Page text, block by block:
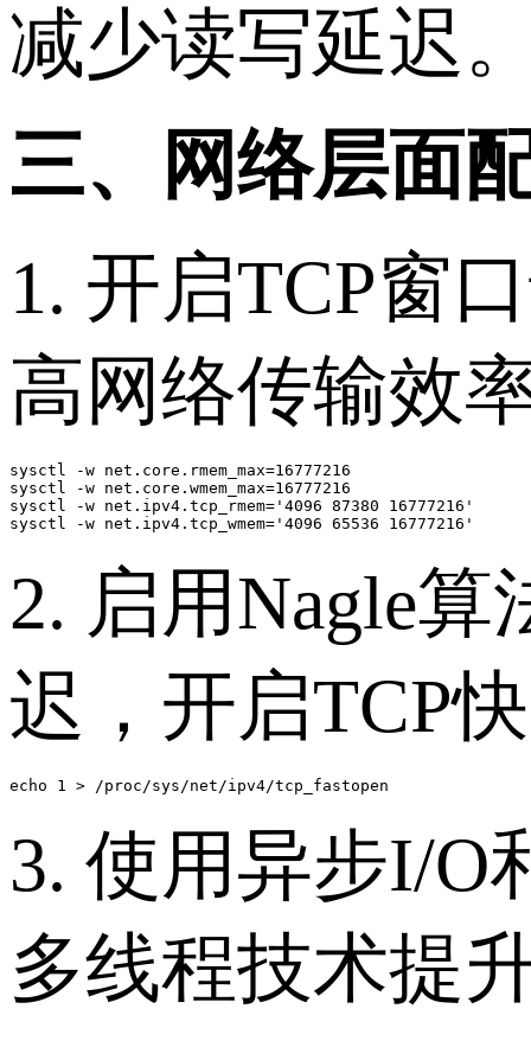
减少读写延迟
三、网络层面
1. 开启TCP窗
高网络传输效
sysctl -w net.core.rmem_max=16777216
sysctl -w net.core.wmem_max=16777216
sysctl -w net.ipv4.tcp_rmem='4096 87380 16777216'
sysctl -w net.ipv4.tcp_wmem='4096 65536 16777216'
2. 启用Nagle
迟，开启TCP
echo 1 > /proc/sys/net/ipv4/tcp_fastopen
3. 使用异步I/O
多线程技术提